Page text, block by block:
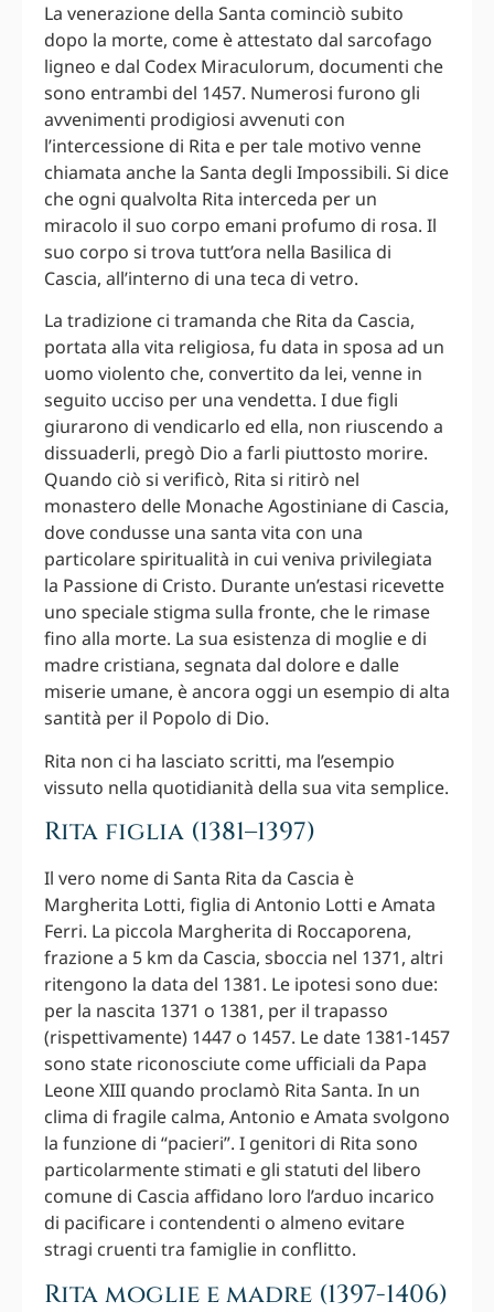
La venerazione della Santa cominciò subito
dopo la morte, come è attestato dal sarcofago
ligneo e dal Codex Miraculorum, documenti che
sono entrambi del 1457. Numerosi furono gli
avvenimenti prodigiosi avvenuti con
l’intercessione di Rita e per tale motivo venne
chiamata anche la Santa degli Impossibili. Si dice
che ogni qualvolta Rita interceda per un
miracolo il suo corpo emani profumo di rosa. Il
suo corpo si trova tutt’ora nella Basilica di
Cascia, all’interno di una teca di vetro.
La tradizione ci tramanda che Rita da Cascia,
portata alla vita religiosa, fu data in sposa ad un
uomo violento che, convertito da lei, venne in
seguito ucciso per una vendetta. I due figli
giurarono di vendicarlo ed ella, non riuscendo a
dissuaderli, pregò Dio a farli piuttosto morire.
Quando ciò si verificò, Rita si ritirò nel
monastero delle Monache Agostiniane di Cascia,
dove condusse una santa vita con una
particolare spiritualità in cui veniva privilegiata
la Passione di Cristo. Durante un’estasi ricevette
uno speciale stigma sulla fronte, che le rimase
fino alla morte. La sua esistenza di moglie e di
madre cristiana, segnata dal dolore e dalle
miserie umane, è ancora oggi un esempio di alta
santità per il Popolo di Dio.
Rita non ci ha lasciato scritti, ma l’esempio
vissuto nella quotidianità della sua vita semplice.
Rita figlia (1381–1397)
Il vero nome di Santa Rita da Cascia è
Margherita Lotti, figlia di Antonio Lotti e Amata
Ferri. La piccola Margherita di Roccaporena,
frazione a 5 km da Cascia, sboccia nel 1371, altri
ritengono la data del 1381. Le ipotesi sono due:
per la nascita 1371 o 1381, per il trapasso
(rispettivamente) 1447 o 1457. Le date 1381-1457
sono state riconosciute come ufficiali da Papa
Leone XIII quando proclamò Rita Santa. In un
clima di fragile calma, Antonio e Amata svolgono
la funzione di “pacieri”. I genitori di Rita sono
particolarmente stimati e gli statuti del libero
comune di Cascia affidano loro l’arduo incarico
di pacificare i contendenti o almeno evitare
stragi cruenti tra famiglie in conflitto.
Rita moglie e madre (1397-1406)